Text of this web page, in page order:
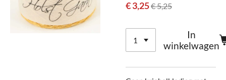
€ 3,25€ 5,25
In
winkelwagen